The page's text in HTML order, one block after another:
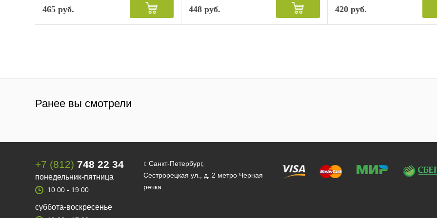
465 руб. 448 руб. 420 руб.
Ранее вы смотрели
+7 (812) 748 22 34
понедельник-пятница
10:00 - 19:00
суббота-воскресенье
г. Санкт-Петербург,
Сестрорецкая ул., д. 2 метро Черная
речка